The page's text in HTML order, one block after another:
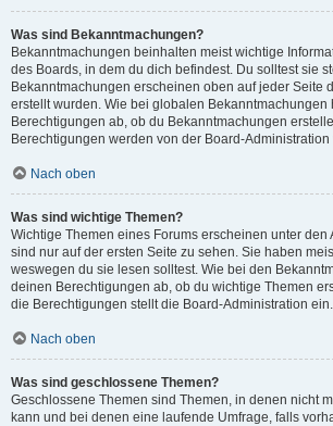
Was sind Bekanntmachungen?
Bekanntmachungen beinhalten meist wichtige
des Boards, in dem du dich befindest. Du solltest sie
Bekanntmachungen erscheinen oben auf jeder Seite
erstellt wurden. Wie bei globalen Bekanntmachungen
Berechtigungen ab, ob du Bekanntmachungen
Berechtigungen werden von der Board-
Nach oben
Was sind wichtige Themen?
Wichtige Themen eines Forums erscheinen unter den
sind nur auf der ersten Seite zu sehen. Sie haben
weswegen du sie lesen solltest. Wie bei den
deinen Berechtigungen ab, ob du wichtige Themen
die Berechtigungen stellt die Board-Administration ein.
Nach oben
Was sind geschlossene Themen?
Geschlossene Themen sind Themen, in denen nicht
kann und bei denen eine laufende Umfrage, falls